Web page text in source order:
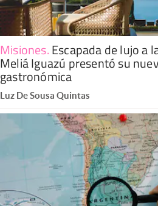
Misiones.Escapada de lujo a
Meliá Iguazú presentó su
gastronómica
Luz De Sousa Quintas